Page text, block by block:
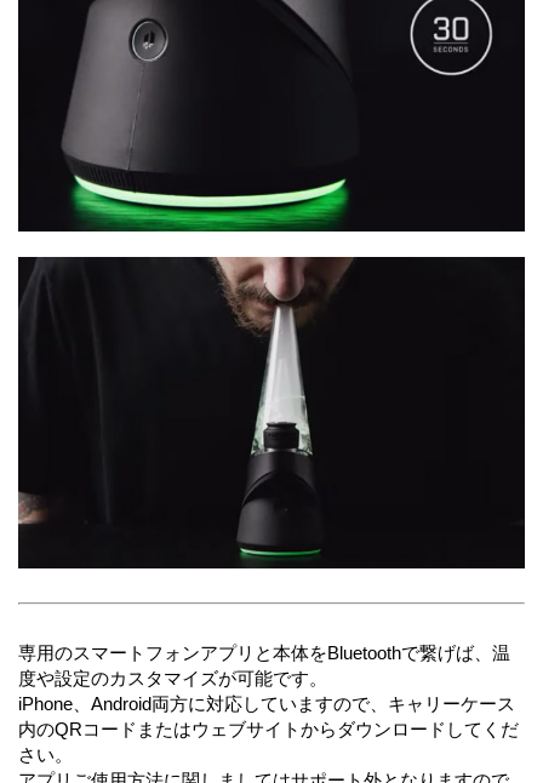
専用のスマートフォンアプリと本体をBluetoothで繋げば、温
度や設定のカスタマイズが可能です。
iPhone、Android両方に対応していますので、キャリーケース
内のQRコードまたはウェブサイトからダウンロードしてくだ
さい。